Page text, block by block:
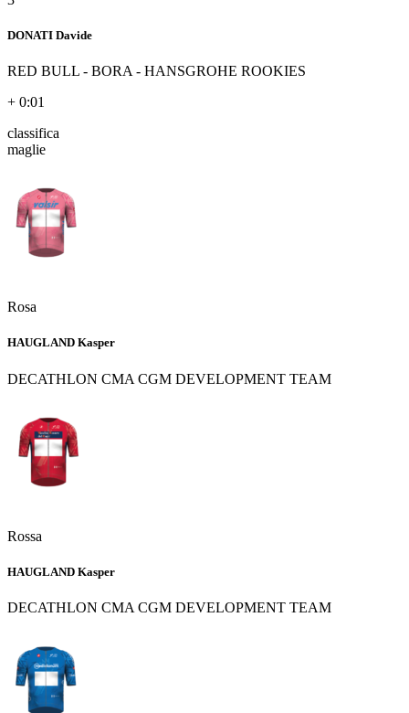
DONATI Davide
RED BULL - BORA - HANSGROHE ROOKIES
+ 0:01
classifica
maglie
Rosa
HAUGLAND Kasper
DECATHLON CMA CGM DEVELOPMENT TEAM
Rossa
HAUGLAND Kasper
DECATHLON CMA CGM DEVELOPMENT TEAM